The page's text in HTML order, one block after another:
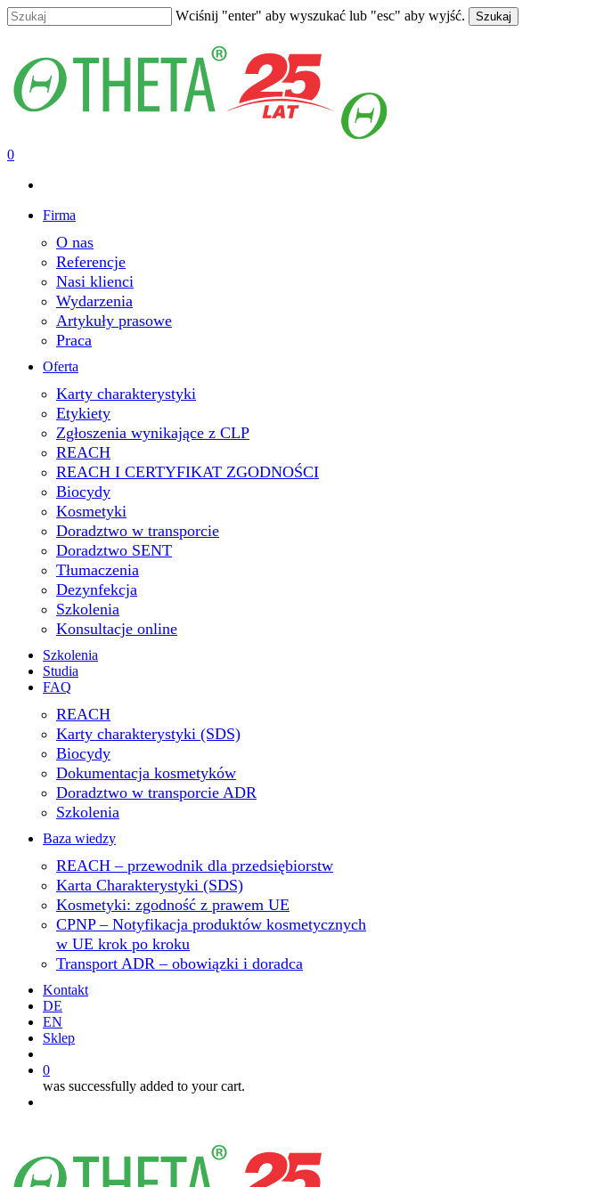
Skip
to
content
Wciśnij "enter" aby wyszukać lub "esc" aby wyjść. Szukaj
search
0
Firma
O nas
Referencje
Nasi klienci
Wydarzenia
Artykuły prasowe
Praca
Oferta
Karty charakterystyki
Etykiety
Zgłoszenia wynikające z CLP
REACH
REACH I CERTYFIKAT ZGODNOŚCI
Biocydy
Kosmetyki
Doradztwo w transporcie
Doradztwo SENT
Tłumaczenia
Dezynfekcja
Szkolenia
Konsultacje online
Szkolenia
Studia
FAQ
REACH
Karty charakterystyki (SDS)
Biocydy
Dokumentacja kosmetyków
Doradztwo w transporcie ADR
Szkolenia
Baza wiedzy
REACH – przewodnik dla przedsiębiorstw
Karta Charakterystyki (SDS)
Kosmetyki: zgodność z prawem UE
CPNP – Notyfikacja produktów kosmetycznych
w UE krok po kroku
Transport ADR – obowiązki i doradca
Kontakt
DE
EN
Sklep
0
was successfully added to your cart.